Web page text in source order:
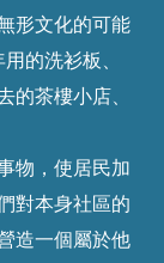
形文化的可能
的洗衫板、
的茶樓小店、
物，使居民加
對本身社區的
造一個屬於他